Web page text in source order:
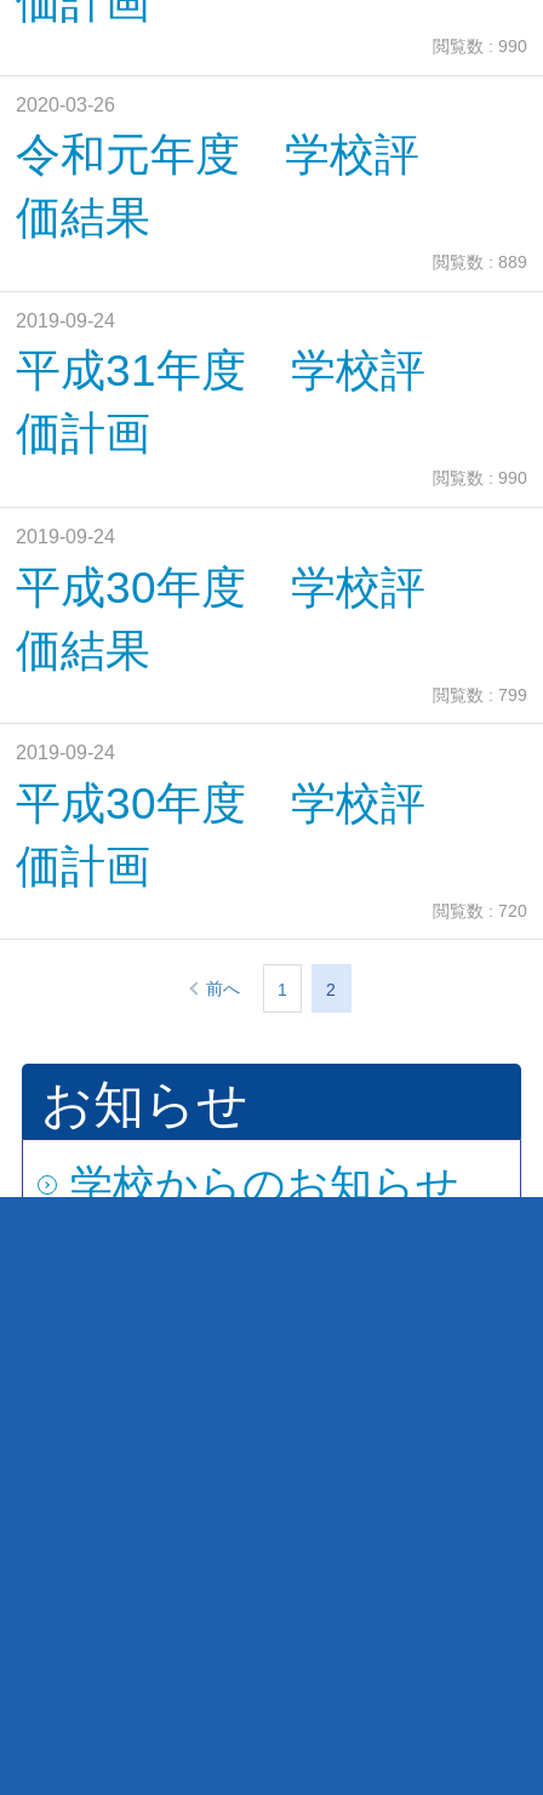
閲覧数 : 990
2020-03-26
令和元年度 学校評
価結果
閲覧数 : 889
2019-09-24
平成31年度 学校評
価計画
閲覧数 : 990
2019-09-24
平成30年度 学校評
価結果
閲覧数 : 799
2019-09-24
平成30年度 学校評
価計画
閲覧数 : 720
前へ 1 2
お知らせ
学校からのお知らせ